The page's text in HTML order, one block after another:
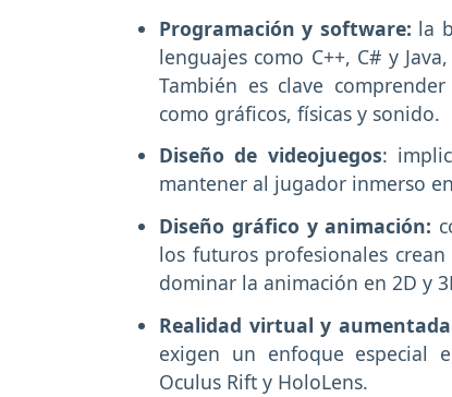
Programación y software: la
lenguajes como C++, C# y
También es clave
como gráficos, físicas y sonido.
Diseño de videojuegos:
mantener al jugador inmerso
Diseño gráfico y animación:
los futuros profesionales
dominar la animación en 2D y
Realidad virtual y
exigen un enfoque especial
Oculus Rift y HoloLens.